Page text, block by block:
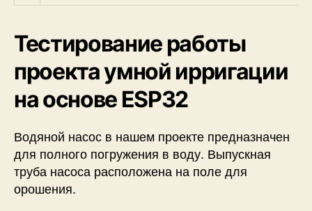
Тестирование работы
проекта умной ирригации
на основе ESP32
Водяной насос в нашем проекте предназначен
для полного погружения в воду. Выпускная
труба насоса расположена на поле для
орошения.